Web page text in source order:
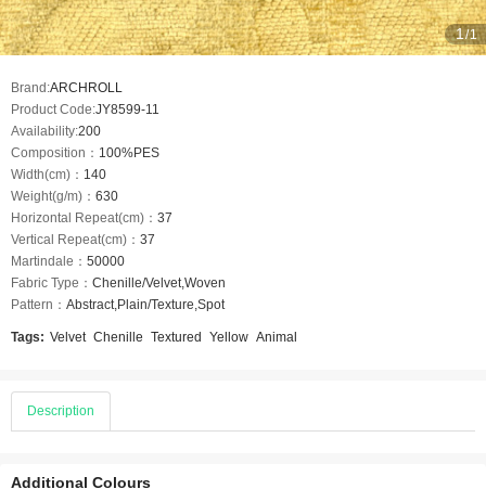
1/1
Brand:ARCHROLL
Product Code:JY8599-11
Availability:200
Composition： 100%PES
Width(cm)： 140
Weight(g/m)： 630
Horizontal Repeat(cm)： 37
Vertical Repeat(cm)： 37
Martindale： 50000
Fabric Type： Chenille/Velvet,Woven
Pattern： Abstract,Plain/Texture,Spot
Tags: Velvet Chenille Textured Yellow Animal
Description
Additional Colours